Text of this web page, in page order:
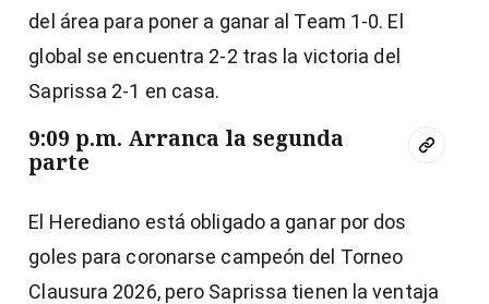
del área para poner a ganar al Team 1-0. El
global se encuentra 2-2 tras la victoria del
Saprissa 2-1 en casa.
9:09 p.m. Arranca la segunda
parte
El Herediano está obligado a ganar por dos
goles para coronarse campeón del Torneo
Clausura 2026, pero Saprissa tienen la ventaja